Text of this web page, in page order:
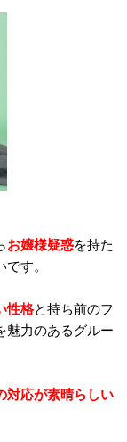
お嬢様疑惑を持た
す。
性格と持ち前のフ
魅力のあるグルー
対応が素晴らしい